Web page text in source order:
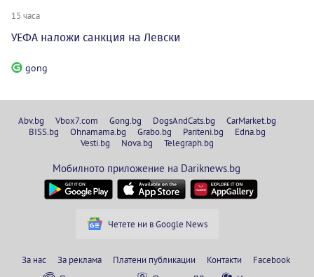
15 часа
УЕФА наложи санкция на Левски
gong
Abv.bg Vbox7.com Gong.bg DogsAndCats.bg
CarMarket.bg
BISS.bg
Ohnamama.bg Grabo.bg Pariteni.bg
Edna.bg
Vesti.bg
Nova.bg Telegraph.bg
Мобилното приложение на Dariknews.bg
Четете ни в Google News
За нас За реклама Платени публикации Контакти
Facebook